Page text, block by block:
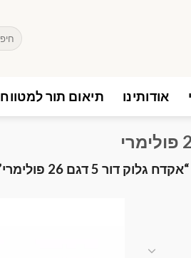
חיפוש
עבור:
אודותינו תיאום תור למטווח
דור 5 דגם 26 פולימרי”